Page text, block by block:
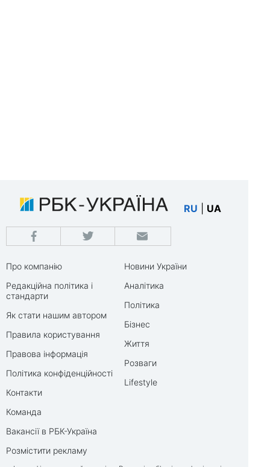
RU UA
Про компанію
Редакційна політика і
стандарти
Як стати нашим автором
Правила користування
Правова інформація
Політика конфіденційності
Контакти
Команда
Вакансії в РБК-Україна
Розмістити рекламу
Новини України
Аналітика
Політика
Бізнес
Життя
Розваги
Lifestyle